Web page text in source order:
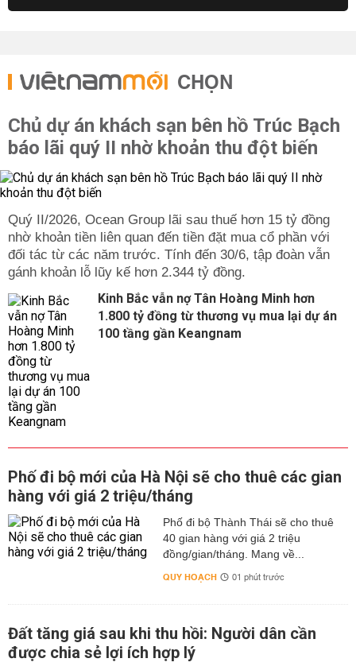
CHỌN
Chủ dự án khách sạn bên hồ Trúc Bạch
báo lãi quý II nhờ khoản thu đột biến
Quý II/2026, Ocean Group lãi sau thuế hơn 15 tỷ đồng
nhờ khoản tiền liên quan đến tiền đặt mua cổ phần với
đối tác từ các năm trước. Tính đến 30/6, tập đoàn vẫn
gánh khoản lỗ lũy kế hơn 2.344 tỷ đồng.
Kinh Bắc vẫn nợ Tân Hoàng Minh hơn
1.800 tỷ đồng từ thương vụ mua lại dự án
100 tầng gần Keangnam
Phố đi bộ mới của Hà Nội sẽ cho thuê các gian
hàng với giá 2 triệu/tháng
Phố đi bộ Thành Thái sẽ cho thuê
40 gian hàng với giá 2 triệu
đồng/gian/tháng. Mang về...
QUY HOẠCH 01 phút trước
Đất tăng giá sau khi thu hồi: Người dân cần
được chia sẻ lợi ích hợp lý